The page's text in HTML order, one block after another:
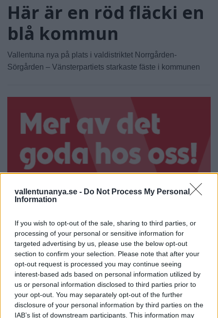
vallentunanya.se - Do Not Process My Personal
Information
If you wish to opt-out of the sale, sharing to third parties, or
processing of your personal or sensitive information for
targeted advertising by us, please use the below opt-out
section to confirm your selection. Please note that after your
opt-out request is processed you may continue seeing
interest-based ads based on personal information utilized by
us or personal information disclosed to third parties prior to
your opt-out. You may separately opt-out of the further
disclosure of your personal information by third parties on the
IAB’s list of downstream participants. This information may
Här är en röd fläcki en
blå kommun
Vallentuna nya på plats i valdistriktet Norrgården-
Sörgården – Vänsterpartiets starkaste fäste i kommunen